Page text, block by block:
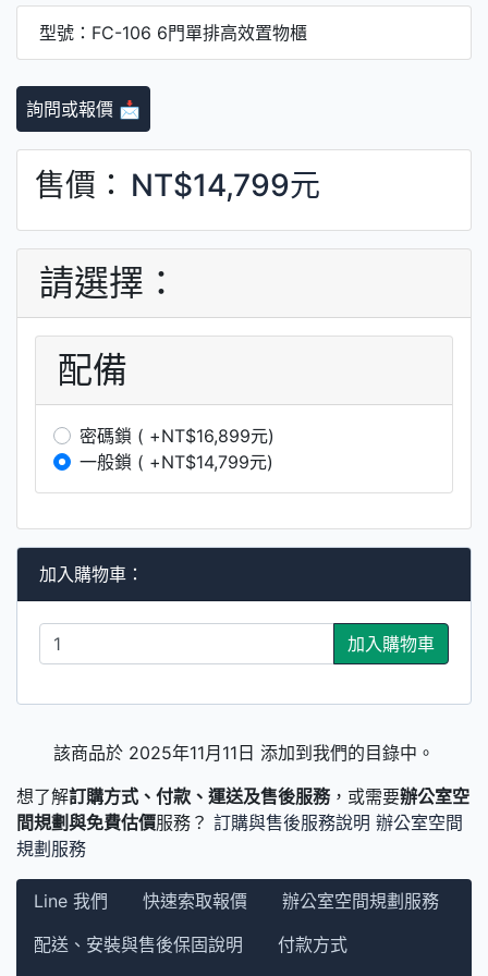
型號：FC-106 6門單排高效置物櫃
詢問或報價 📩
售價： NT$14,799元
請選擇：
配備
密碼鎖 ( +NT$16,899元)
一般鎖 ( +NT$14,799元)
加入購物車：
加入購物車
該商品於 2025年11月11日 添加到我們的目錄中。
想了解訂購方式、付款、運送及售後服務，或需要辦公室空
間規劃與免費估價服務？ 訂購與售後服務說明 辦公室空間
規劃服務
Line 我們 快速索取報價
辦公室空間規劃服務
配送、安裝與售後保固說明
付款方式